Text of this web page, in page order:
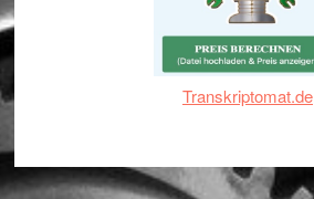
Transkriptomat.de